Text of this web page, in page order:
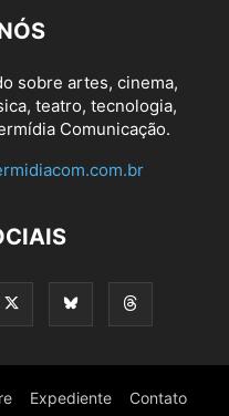
sobre artes, cinema,
teatro, tecnologia,
Comunicação.
Expediente Contato